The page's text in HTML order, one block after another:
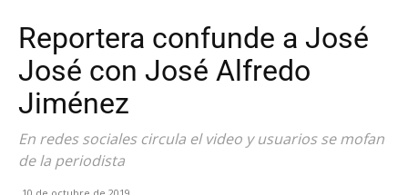
Reportera confunde a José
José con José Alfredo
Jiménez
En redes sociales circula el video y usuarios se mofan
de la periodista